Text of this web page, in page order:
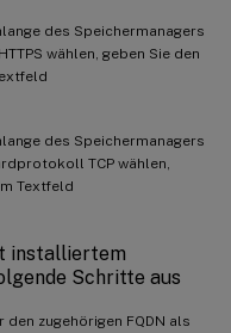
des Speichermanagers
wählen, geben Sie den
des Speichermanagers
TCP wählen,
Textfeld
installiertem
Schritte aus
den zugehörigen FQDN als